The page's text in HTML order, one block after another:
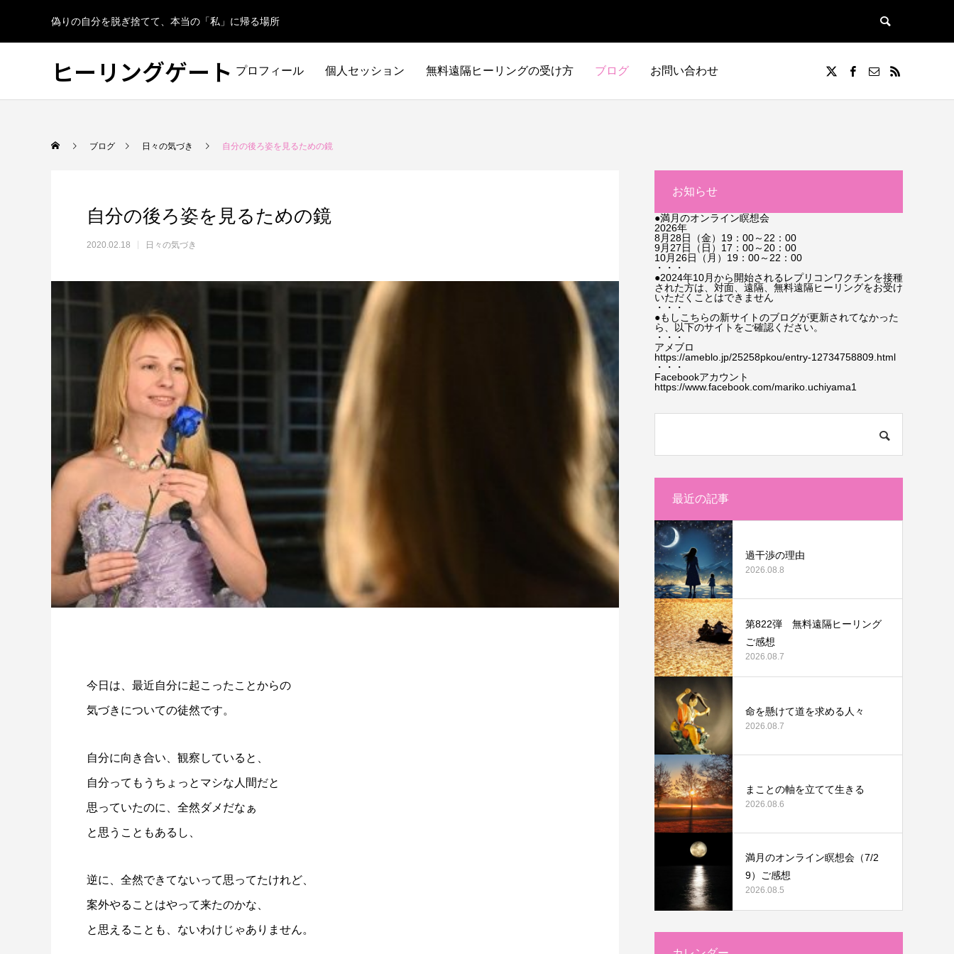
偽りの自分を脱ぎ捨てて、本当の「私」に帰る場所
ヒーリングゲート プロフィール 個人セッション 無料遠隔ヒーリングの受け方 ブログ お問い合わせ
ブログ 日々の気づき 自分の後ろ姿を見るための鏡
自分の後ろ姿を見るための鏡
2020.02.18 日々の気づき
今日は、最近自分に起こったことからの
気づきについての徒然です。
自分に向き合い、観察していると、
自分ってもうちょっとマシな人間だと
思っていたのに、全然ダメだなぁ
と思うこともあるし、
逆に、全然できてないって思ってたけれど、
案外やることはやって来たのかな、
と思えることも、ないわけじゃありません。
お知らせ
●満月のオンライン瞑想会
2026年
8月28日（金）19：00～22：00
9月27日（日）17：00～20：00
10月26日（月）19：00～22：00
・・・
●2024年10月から開始されるレプリコンワクチンを接種
された方は、対面、遠隔、無料遠隔ヒーリングをお受け
いただくことはできません
・・・
●もしこちらの新サイトのブログが更新されてなかった
ら、以下のサイトをご確認ください。
・・・
アメブロ
https://ameblo.jp/25258pkou/entry-12734758809.html
・・・
Facebookアカウント
https://www.facebook.com/mariko.uchiyama1
最近の記事
過干渉の理由
2026.08.8
第822弾 無料遠隔ヒーリング
ご感想
2026.08.7
命を懸けて道を求める人々
2026.08.7
まことの軸を立てて生きる
2026.08.6
満月のオンライン瞑想会（7/2
9）ご感想
2026.08.5